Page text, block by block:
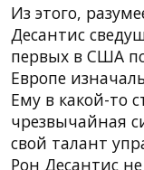
Из этого,
Десантис
первых в США
Европе
Ему в какой-то
чрезвычайная
свой талант
Рон Десантис